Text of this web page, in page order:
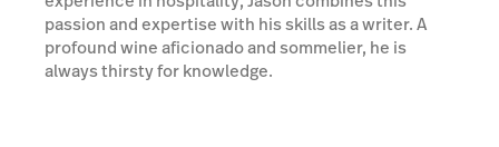
passion and expertise with his skills as a writer. A
profound wine aficionado and sommelier, he is
always thirsty for knowledge.